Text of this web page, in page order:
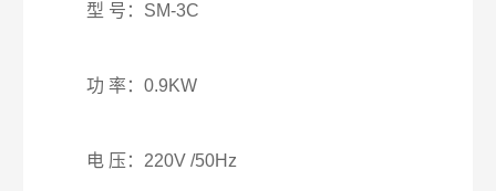
型 号：SM-3C
功 率：0.9KW
电 压：220V /50Hz